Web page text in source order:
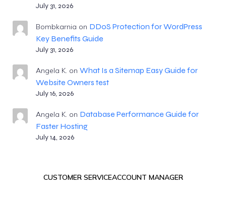
July 31, 2026
Bombkarnia on DDoS Protection for WordPress
Key Benefits Guide
July 31, 2026
Angela K. on What Is a Sitemap Easy Guide for
Website Owners test
July 16, 2026
Angela K. on Database Performance Guide for
Faster Hosting
July 14, 2026
CUSTOMER SERVICEACCOUNT MANAGER